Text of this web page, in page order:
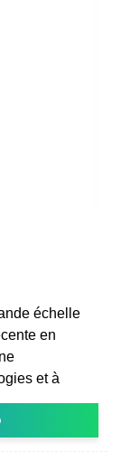
échelle
en
et à